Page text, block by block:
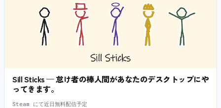
Sill Sticks — 怠け者の棒人間があなたのデスクトップにや
ってきます。
Steam にて近日無料配信予定